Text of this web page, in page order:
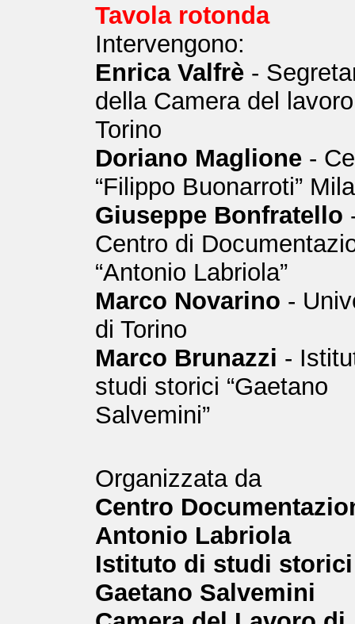
Tavola rotonda
Intervengono:
Enrica Valfrè -
della Camera del
Torino
Doriano Maglione-
“Filippo Buonarroti”
Giuseppe Bonfratello
Centro di
“Antonio Labriola”
Marco Novarino -
di Torino
Marco Brunazzi -
studi storici “Gaetano
Salvemini”
Organizzata da
Centro
Antonio Labriola
Istituto di studi storici
Gaetano Salvemini